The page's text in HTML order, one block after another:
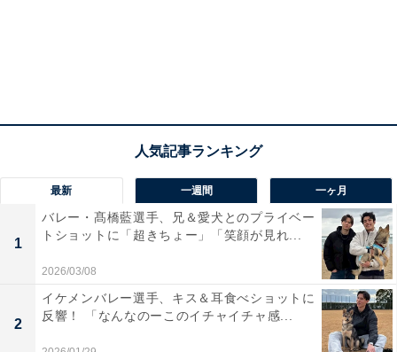
最新 一週間 一ヶ月
1
バレー・髙橋藍選手、兄＆愛犬とのプライベー
トショットに「超きちょー」「笑顔が見れ...
2026/03/08
2
イケメンバレー選手、キス＆耳食べショットに
反響！ 「なんなのーこのイチャイチャ感...